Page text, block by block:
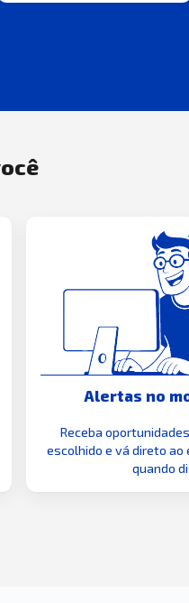
Alertas no
Receba
escolhido e vá direto ao
quando